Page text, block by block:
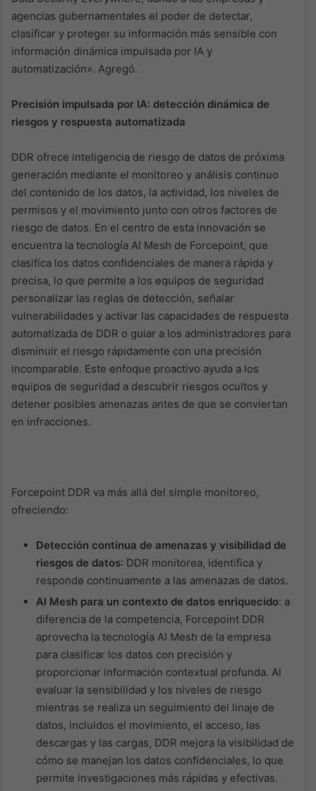
agencias gubernamentales el poder de detectar,
clasificar y proteger su información más sensible con
información dinámica impulsada por IA y
automatización». Agregó.
Precisión impulsada por IA: detección dinámica de
riesgos y respuesta automatizada
DDR ofrece inteligencia de riesgo de datos de próxima
generación mediante el monitoreo y análisis continuo
del contenido de los datos, la actividad, los niveles de
permisos y el movimiento junto con otros factores de
riesgo de datos. En el centro de esta innovación se
encuentra la tecnología AI Mesh de Forcepoint, que
clasifica los datos confidenciales de manera rápida y
precisa, lo que permite a los equipos de seguridad
personalizar las reglas de detección, señalar
vulnerabilidades y activar las capacidades de respuesta
automatizada de DDR o guiar a los administradores para
disminuir el riesgo rápidamente con una precisión
incomparable. Este enfoque proactivo ayuda a los
equipos de seguridad a descubrir riesgos ocultos y
detener posibles amenazas antes de que se conviertan
en infracciones.
Forcepoint DDR va más allá del simple monitoreo,
ofreciendo:
Detección continua de amenazas y visibilidad de
riesgos de datos: DDR monitorea, identifica y
responde continuamente a las amenazas de datos.
AI Mesh para un contexto de datos enriquecido: a
diferencia de la competencia, Forcepoint DDR
aprovecha la tecnología AI Mesh de la empresa
para clasificar los datos con precisión y
proporcionar información contextual profunda. Al
evaluar la sensibilidad y los niveles de riesgo
mientras se realiza un seguimiento del linaje de
datos, incluidos el movimiento, el acceso, las
descargas y las cargas, DDR mejora la visibilidad de
cómo se manejan los datos confidenciales, lo que
permite investigaciones más rápidas y efectivas.